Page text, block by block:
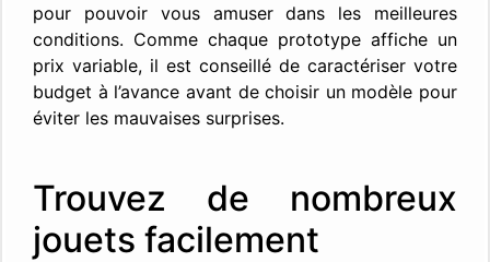
pour pouvoir vous amuser dans les meilleures
conditions. Comme chaque prototype affiche un
prix variable, il est conseillé de caractériser votre
budget à l’avance avant de choisir un modèle pour
éviter les mauvaises surprises.
Trouvez de nombreux
jouets facilement